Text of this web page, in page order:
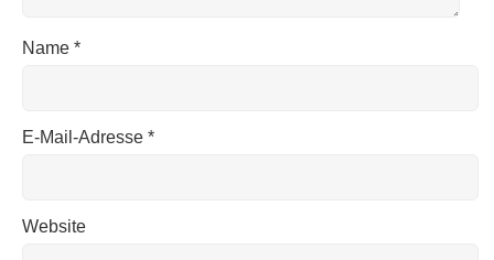
Name *
E-Mail-Adresse *
Website